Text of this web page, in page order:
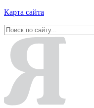
Карта сайта